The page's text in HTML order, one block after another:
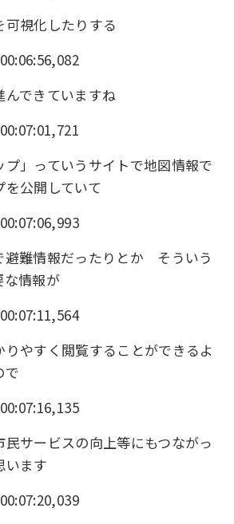
視化したりする
できていますね
プ」っていうサイトで地図情報で
を公開していて
避難情報だったりとか そういう
な情報が
やすく閲覧することができるよ
で
サービスの向上等にもつながっ
います